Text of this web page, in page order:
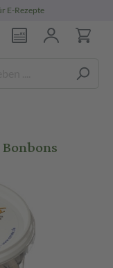
E-Rezepte